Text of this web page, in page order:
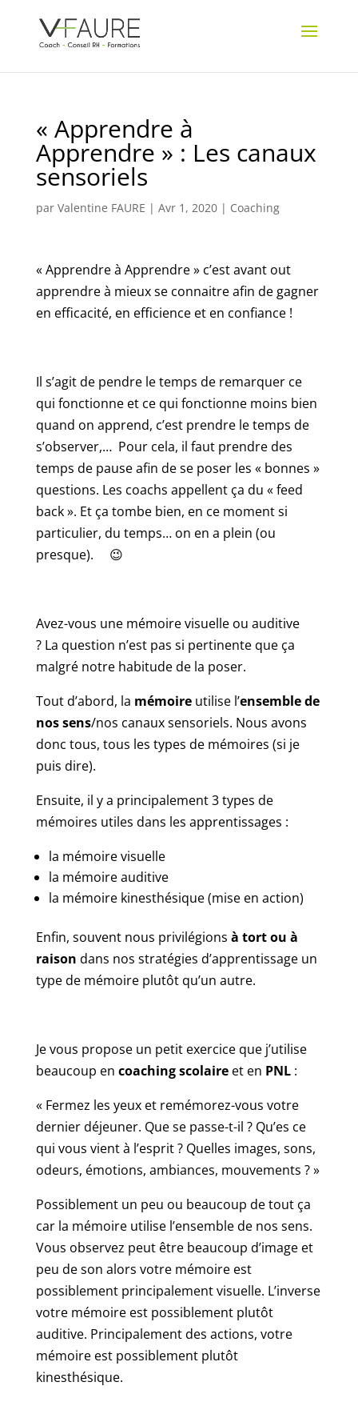
« Apprendre à
Apprendre » : Les canaux
sensoriels
par Valentine FAURE | Avr 1, 2020| Coaching
« Apprendre à Apprendre » c’est avant out
apprendre à mieux se connaitre afin de gagner
en efficacité, en efficience et en confiance !
Il s’agit de pendre le temps de remarquer ce
qui fonctionne et ce qui fonctionne moins bien
quand on apprend, c’est prendre le temps de
s’observer,… Pour cela, il faut prendre des
temps de pause afin de se poser les « bonnes »
questions. Les coachs appellent ça du « feed
back ». Et ça tombe bien, en ce moment si
particulier, du temps… on en a plein (ou
presque). 😉
Avez-vous une mémoire visuelle ou auditive
? La question n’est pas si pertinente que ça
malgré notre habitude de la poser.
Tout d’abord, la mémoireutilise l’ensemble de
nos sens/nos canaux sensoriels. Nous avons
donc tous, tous les types de mémoires (si je
puis dire).
Ensuite, il y a principalement 3 types de
mémoires utiles dans les apprentissages :
la mémoire visuelle
la mémoire auditive
la mémoire kinesthésique (mise en action)
Enfin, souvent nous privilégions à tort ou à
raison dans nos stratégies d’apprentissage un
type de mémoire plutôt qu’un autre.
Je vous propose un petit exercice que j’utilise
beaucoup en coaching scolaireet en PNL:
« Fermez les yeux et remémorez-vous votre
dernier déjeuner. Que se passe-t-il ? Qu’es ce
qui vous vient à l’esprit ? Quelles images, sons,
odeurs, émotions, ambiances, mouvements ? »
Possiblement un peu ou beaucoup de tout ça
car la mémoire utilise l’ensemble de nos sens.
Vous observez peut être beaucoup d’image et
peu de son alors votre mémoire est
possiblement principalement visuelle. L’inverse
votre mémoire est possiblement plutôt
auditive. Principalement des actions, votre
mémoire est possiblement plutôt
kinesthésique.